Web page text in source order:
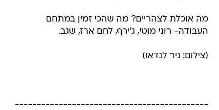
מה אוכלת לצהריים? מה שהכי זמין במתחם
העבודה- רוני מוטי, ג'ירף, לחם ארז, שגב.
(צילום: ניר לנדאו)
--------------------------------------------